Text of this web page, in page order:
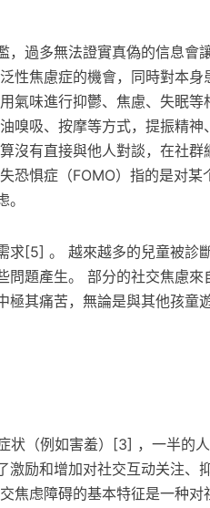
過多無法證實真偽的信息會
性焦慮症的機會，同時對本身
氣味進行抑鬱、焦慮、失眠等
嗅吸、按摩等方式，提振精神
沒有直接與他人對談，在社群
恐惧症（FOMO）指的是对某
求[5] 。 越來越多的兒童被診
問題產生。 部分的社交焦慮來
其痛苦，無論是與其他孩童
状（例如害羞）[3] ，一半的
励和增加对社交互动关注、
焦虑障碍的基本特征是一种对